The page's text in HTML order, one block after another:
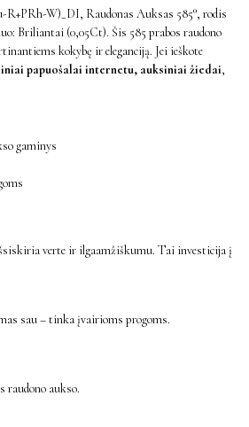
R+PRh-W)_DI, Raudonas Auksas 585°, rodis
Briliantai (0,05Ct). Šis 585 prabos raudono
kokybę ir eleganciją. Jei ieškote
papuošalai internetu, auksiniai žiedai,
gaminys
verte ir ilgaamžiškumu. Tai investicija į
sau – tinka įvairioms progoms.
raudono aukso.